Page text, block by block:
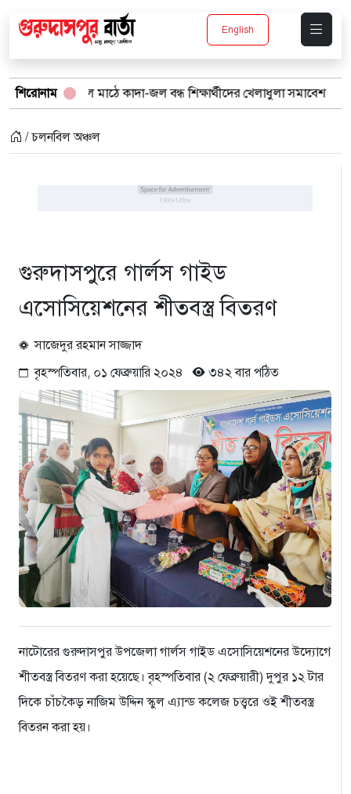
English
শিরোনাম
মাঠে কাদা-জল বন্ধ শিক্ষার্থীদের খেলাধুলা সমাবেশ বর্ষার
/ চলনবিল অঞ্চল
গুরুদাসপুরে গার্লস গাইড
এসোসিয়েশনের শীতবস্ত্র বিতরণ
সাজেদুর রহমান সাজ্জাদ
বৃহস্পতিবার, ০১ ফেব্রুয়ারি ২০২৪
৩৪২ বার পঠিত
নাটোরের গুরুদাসপুর উপজেলা গার্লস গাইড এসোসিয়েশনের উদ্যোগে
শীতবস্ত্র বিতরণ করা হয়েছে। বৃহস্পতিবার (২ ফেব্রুয়ারী) দুপুর ১২ টার
দিকে চাঁচকৈড় নাজিম উদ্দিন স্কুল এ্যান্ড কলেজ চত্ত্বরে ওই শীতবস্ত্র
বিতরন করা হয়।